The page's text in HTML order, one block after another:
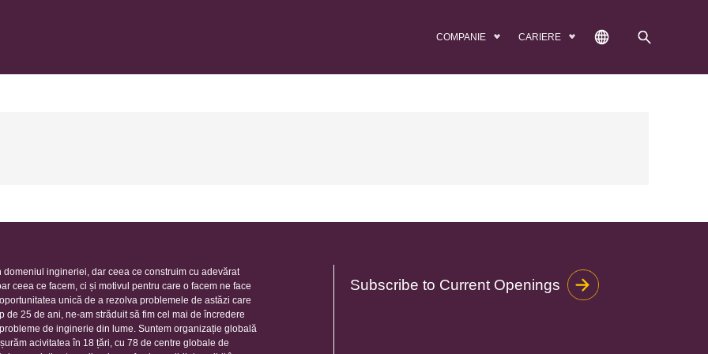
COMPANIE CARIERE
Subscribe to Current Openings
domeniul ingineriei, dar ceea ce construim cu adevărat
ceea ce facem, ci și motivul pentru care o facem ne face
unică de a rezolva problemele de astăzi care
de 25 de ani, ne-am străduit să fim cel mai de încredere
de inginerie din lume. Suntem organizație globală
acivitatea în 18 țări, cu 78 de centre globale de